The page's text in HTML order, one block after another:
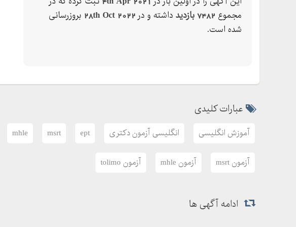
مجموع 7482 بازدید داشته و در 28th Oct 2022 بروزرسانی
شده است.
عبارات کلیدی
آموزش انگلیسی انگلیسی آزمون دکتری ept
msrt
mhle
آزمون msrt آزمون mhle آزمون tolimo
ادامه آگهی ها